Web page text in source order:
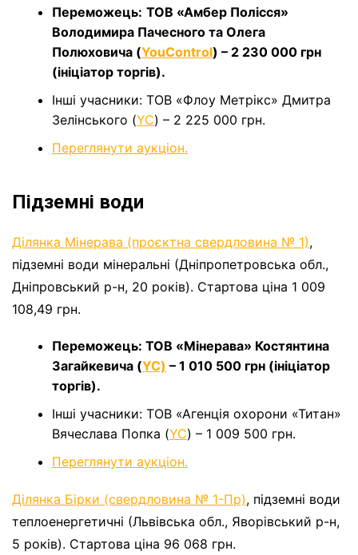
Переможець: ТОВ «Амбер Полісся»
Володимира Пачесного та Олега
Полюховича (YouControl) – 2 230 000 грн
(ініціатор торгів).
Інші учасники: ТОВ «Флоу Метрікс» Дмитра
Зелінського (YC) – 2 225 000 грн.
Переглянути аукціон.
Підземні води
Ділянка Мінерава (проєктна свердловина № 1),
підземні води мінеральні (Дніпропетровська обл.,
Дніпровський р-н, 20 років). Стартова ціна 1 009
108,49 грн.
Переможець: ТОВ «Мінерава» Костянтина
Загайкевича (YC) – 1 010 500 грн (ініціатор
торгів).
Інші учасники: ТОВ «Агенція охорони «Титан»
Вячеслава Попка (YC) – 1 009 500 грн.
Переглянути аукціон.
Ділянка Бірки (свердловина № 1-Пр), підземні води
теплоенергетичні (Львівська обл., Яворівський р-н,
5 років). Стартова ціна 96 068 грн.